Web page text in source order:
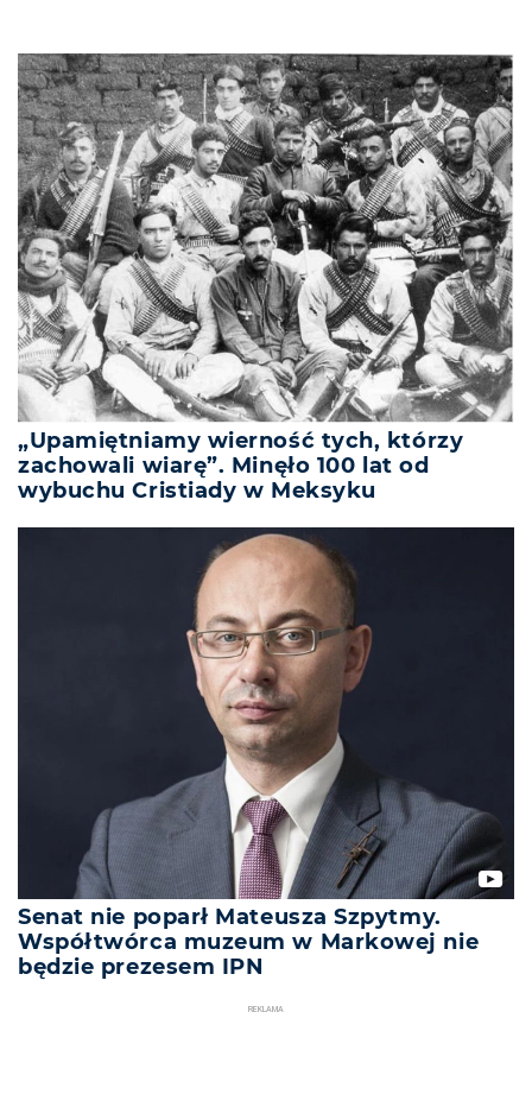
„Upamiętniamy wierność tych, którzy
zachowali wiarę”. Minęło 100 lat od
wybuchu Cristiady w Meksyku
Senat nie poparł Mateusza Szpytmy.
Współtwórca muzeum w Markowej nie
będzie prezesem IPN
REKLAMA